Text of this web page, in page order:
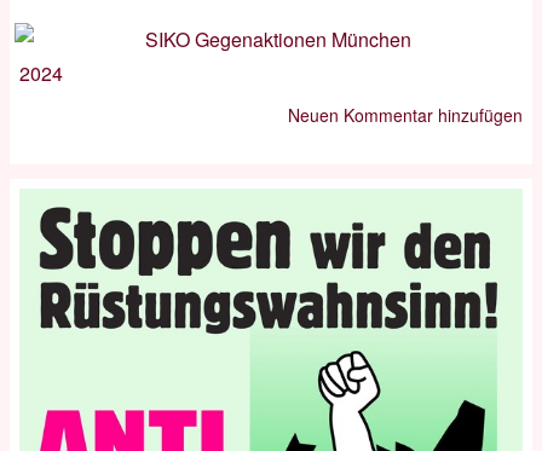
2024
Neuen Kommentar hinzufügen